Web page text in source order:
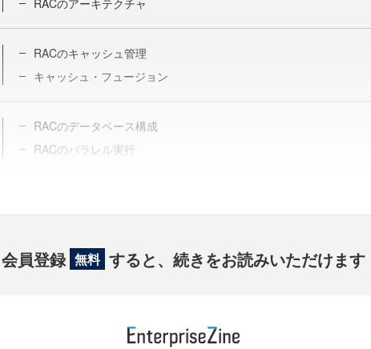
RACのキャッシュ管理
キャッシュ・フュージョン
RACのデータベース構成
RACのパラレル実行
会員登録 無料 すると、続きをお読みいただけます